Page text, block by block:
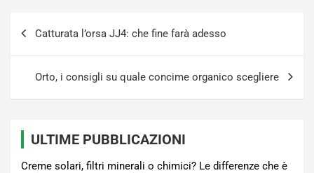
Catturata l’orsa JJ4: che fine farà adesso
Orto, i consigli su quale concime organico scegliere
ULTIME PUBBLICAZIONI
Creme solari, filtri minerali o chimici? Le differenze che è